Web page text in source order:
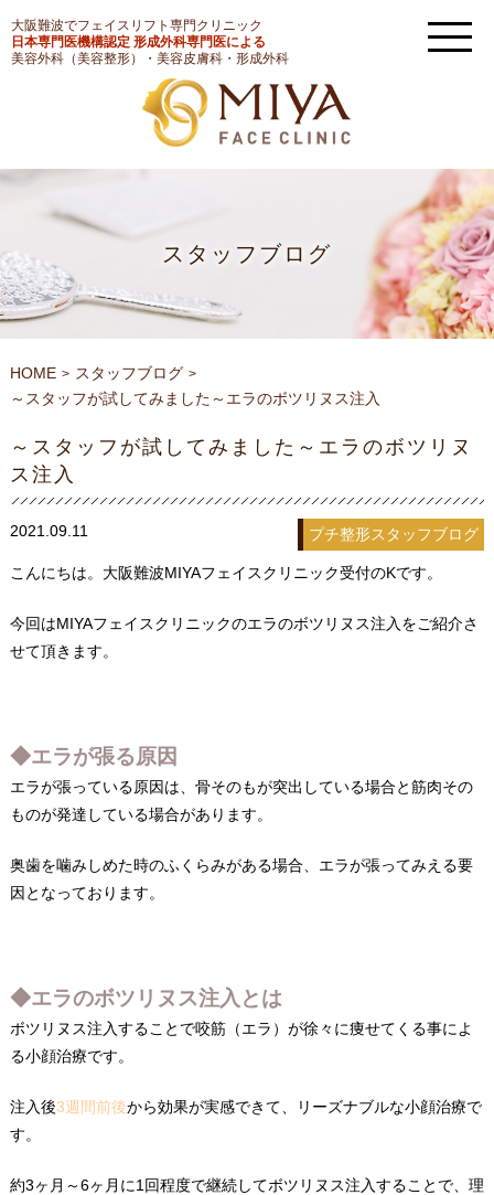
大阪難波でフェイスリフト専門クリニック
日本専門医機構認定 形成外科専門医による
美容外科（美容整形）・美容皮膚科・形成外科
スタッフブログ
HOME
スタッフブログ
～スタッフが試してみました～エラのボツリヌス注入
～スタッフが試してみました～エラのボツリヌ
ス注入
2021.09.11 プチ整形スタッフブログ
こんにちは。大阪難波MIYAフェイスクリニック受付のKです。
今回はMIYAフェイスクリニックのエラのボツリヌス注入をご紹介さ
せて頂きます。
◆エラが張る原因
エラが張っている原因は、骨そのもが突出している場合と筋肉その
ものが発達している場合があります。
奥歯を噛みしめた時のふくらみがある場合、エラが張ってみえる要
因となっております。
◆エラのボツリヌス注入とは
ボツリヌス注入することで咬筋（エラ）が徐々に痩せてくる事によ
る小顔治療です。
注入後3週間前後から効果が実感できて、リーズナブルな小顔治療で
す。
約3ヶ月～6ヶ月に1回程度で継続してボツリヌス注入することで、理